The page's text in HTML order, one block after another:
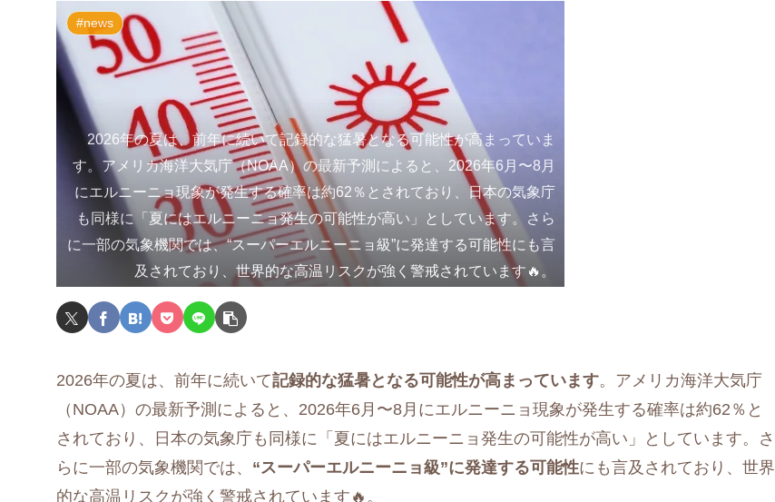
#news
2026年の夏は、前年に続いて記録的な猛暑となる可能性が高まっていま
す。アメリカ海洋大気庁（NOAA）の最新予測によると、2026年6月〜8月
にエルニーニョ現象が発生する確率は約62％とされており、日本の気象庁
も同様に「夏にはエルニーニョ発生の可能性が高い」としています。さら
に一部の気象機関では、“スーパーエルニーニョ級”に発達する可能性にも言
及されており、世界的な高温リスクが強く警戒されています🔥。
2026年の夏は、前年に続いて記録的な猛暑となる可能性が高まっています。アメリカ海洋大気庁
（NOAA）の最新予測によると、2026年6月〜8月にエルニーニョ現象が発生する確率は約62％と
されており、日本の気象庁も同様に「夏にはエルニーニョ発生の可能性が高い」としています。さ
らに一部の気象機関では、 “スーパーエルニーニョ級”に発達する可能性にも言及されており、世界
的な高温リスクが強く警戒されています🔥。